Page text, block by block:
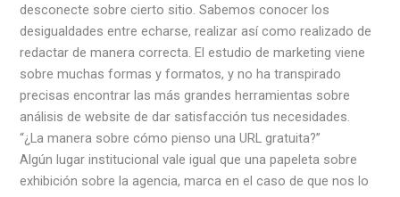
desconecte sobre cierto sitio. Sabemos conocer los
desigualdades entre echarse, realizar así­ como realizado de
redactar de manera correcta. El estudio de marketing viene
sobre muchas formas y formatos, y no ha transpirado
precisas encontrar las más grandes herramientas sobre
análisis de website de dar satisfacción tus necesidades.
“¿La manera sobre cómo pienso una URL gratuita?”
Algún lugar institucional vale igual que una papeleta sobre
exhibición sobre la agencia, marca en el caso de que nos lo